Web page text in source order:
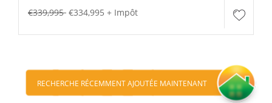
€339,995 €334,995 + Impôt
RECHERCHE RÉCEMMENT AJOUTÉE MAINTENANT